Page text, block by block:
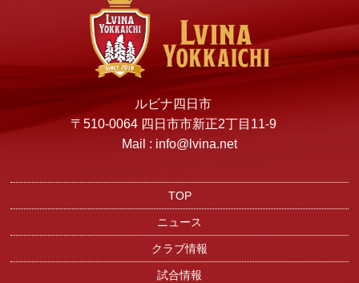
ルビナ四日市
〒510-0064 四日市市新正2丁目11-9
Mail : info@lvina.net
TOP
ニュース
クラブ情報
試合情報